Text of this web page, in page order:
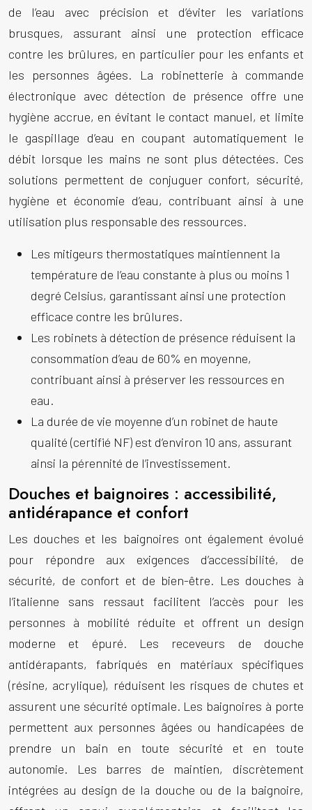
de l’eau avec précision et d’éviter les variations
brusques, assurant ainsi une protection efficace
contre les brûlures, en particulier pour les enfants et
les personnes âgées. La robinetterie à commande
électronique avec détection de présence offre une
hygiène accrue, en évitant le contact manuel, et limite
le gaspillage d’eau en coupant automatiquement le
débit lorsque les mains ne sont plus détectées. Ces
solutions permettent de conjuguer confort, sécurité,
hygiène et économie d’eau, contribuant ainsi à une
utilisation plus responsable des ressources.
Les mitigeurs thermostatiques maintiennent la
température de l’eau constante à plus ou moins 1
degré Celsius, garantissant ainsi une protection
efficace contre les brûlures.
Les robinets à détection de présence réduisent la
consommation d’eau de 60% en moyenne,
contribuant ainsi à préserver les ressources en
eau.
La durée de vie moyenne d’un robinet de haute
qualité (certifié NF) est d’environ 10 ans, assurant
ainsi la pérennité de l’investissement.
Douches et baignoires : accessibilité,
antidérapance et confort
Les douches et les baignoires ont également évolué
pour répondre aux exigences d’accessibilité, de
sécurité, de confort et de bien-être. Les douches à
l’italienne sans ressaut facilitent l’accès pour les
personnes à mobilité réduite et offrent un design
moderne et épuré. Les receveurs de douche
antidérapants, fabriqués en matériaux spécifiques
(résine, acrylique), réduisent les risques de chutes et
assurent une sécurité optimale. Les baignoires à porte
permettent aux personnes âgées ou handicapées de
prendre un bain en toute sécurité et en toute
autonomie. Les barres de maintien, discrètement
intégrées au design de la douche ou de la baignoire,